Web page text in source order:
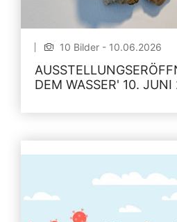
10 Bilder - 10.06.2026
DEM WASSER' 10.